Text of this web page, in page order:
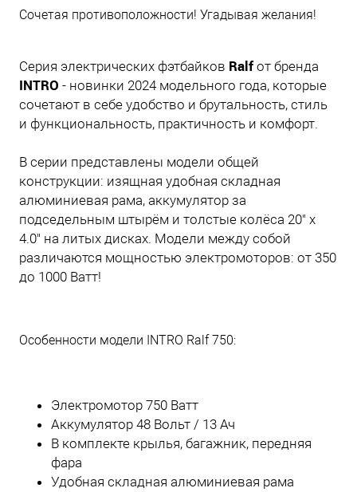
Сочетая противоположности! Угадывая желания!
Серия электрических фэтбайков Ralfот бренда
INTRO - новинки 2024 модельного года, которые
сочетают в себе удобство и брутальность, стиль
и функциональность, практичность и комфорт.
В серии представлены модели общей
конструкции: изящная удобная складная
алюминиевая рама, аккумулятор за
подседельным штырём и толстые колёса 20" х
4.0" на литых дисках. Модели между собой
различаются мощностью электромоторов: от 350
до 1000 Ватт!
Особенности модели INTRO Ralf 750:
Электромотор 750 Ватт
Аккумулятор 48 Вольт / 13 Ач
В комплекте крылья, багажник, передняя
фара
Удобная складная алюминиевая рама